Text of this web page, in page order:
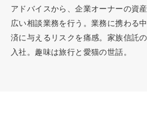
アドバイスから、企業オーナーの資
広い相談業務を行う。業務に携わる
済に与えるリスクを痛感。家族信託
入社。趣味は旅行と愛猫の世話。